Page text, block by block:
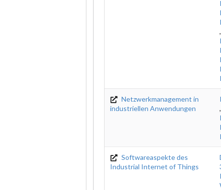
Netzwerkmanagement in
industriellen Anwendungen
Softwareaspekte des
Industrial Internet of Things